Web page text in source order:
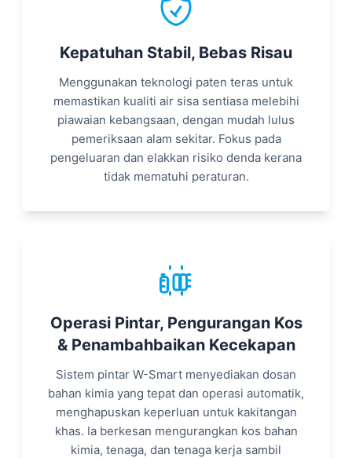
Kepatuhan Stabil, Bebas Risau
Menggunakan teknologi paten teras untuk
memastikan kualiti air sisa sentiasa melebihi
piawaian kebangsaan, dengan mudah lulus
pemeriksaan alam sekitar. Fokus pada
pengeluaran dan elakkan risiko denda kerana
tidak mematuhi peraturan.
Operasi Pintar, Pengurangan Kos
& Penambahbaikan Kecekapan
Sistem pintar W-Smart menyediakan dosan
bahan kimia yang tepat dan operasi automatik,
menghapuskan keperluan untuk kakitangan
khas. Ia berkesan mengurangkan kos bahan
kimia, tenaga, dan tenaga kerja sambil